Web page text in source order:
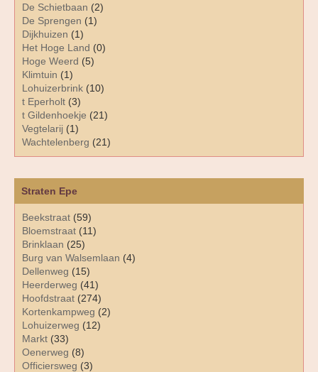
Straten Epe
Beekstraat (59)
Bloemstraat (11)
Brinklaan (25)
Burg van Walsemlaan (4)
Dellenweg (15)
Heerderweg (41)
Hoofdstraat (274)
Kortenkampweg (2)
Lohuizerweg (12)
Markt (33)
Oenerweg (8)
Officiersweg (3)
De Schietbaan (2)
De Sprengen (1)
Dijkhuizen (1)
Het Hoge Land (0)
Hoge Weerd (5)
Klimtuin (1)
Lohuizerbrink (10)
t Eperholt (3)
t Gildenhoekje (21)
Vegtelarij (1)
Wachtelenberg (21)